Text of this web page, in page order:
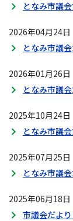
ビ
ー
シ
ン
となみ市議
2026年04月24日
となみ市議
2026年01月26日
となみ市議
2025年10月24日
となみ市議
2025年07月25日
となみ市議
2025年06月18日
市議会だよ